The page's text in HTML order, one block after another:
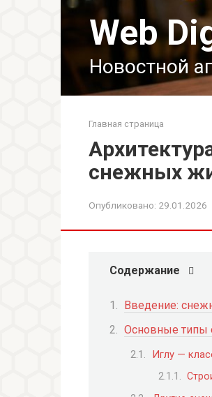
Web
Новостной
Главная страница
снежных
Опубликовано: 29.01.2026
Содержание
Введение:
Основные типы
Иглу —